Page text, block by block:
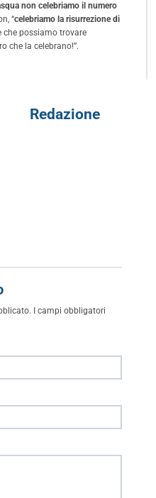
non celebriamo il numero
“celebriamo la risurrezione di
che possiamo trovare
che la celebrano!”.
Redazione
I campi obbligatori